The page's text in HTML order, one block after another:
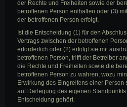
der Rechte und Freiheiten sowie der
betroffenen Person enthalten oder (3)
der betroffenen Person erfolgt.
Ist die Entscheidung (1) für den
Vertrags zwischen der betroffenen
erforderlich oder (2) erfolgt sie mit
betroffenen Person, trifft der Betreiber
die Rechte und Freiheiten sowie die
betroffenen Person zu wahren, wozu
Erwirkung des Eingreifens einer Person
auf Darlegung des eigenen
Entscheidung gehört.